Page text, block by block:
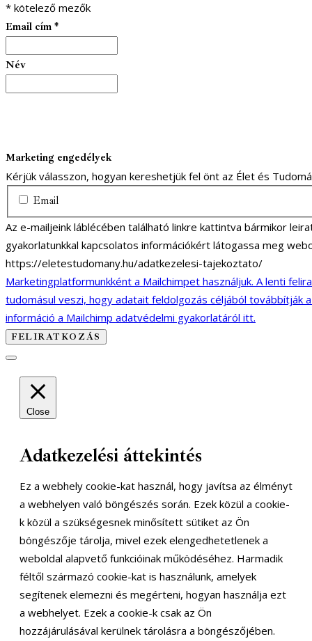
* kötelező mezők
Email cím *
Név
Marketing engedélyek
Kérjük válasszon, hogyan kereshetjük fel önt az Élet és
Email
Az e-mailjeink láblécében található linkre kattintva bármikor
gyakorlatunkkal kapcsolatos információkért látogassa meg
https://eletestudomany.hu/adatkezelesi-tajekoztato/
Marketingplatformunkként a Mailchimpet használjuk. A lenti
tudomásul veszi, hogy adatait feldolgozás céljából továbbítják
információ a Mailchimp adatvédelmi gyakorlatáról itt.
Close
Adatkezelési áttekintés
Ez a webhely cookie-kat használ, hogy javítsa az élményt
a webhelyen való böngészés során. Ezek közül a cookie-
k közül a szükségesnek minősített sütiket az Ön
böngészője tárolja, mivel ezek elengedhetetlenek a
weboldal alapvető funkcióinak működéséhez. Harmadik
féltől származó cookie-kat is használunk, amelyek
segítenek elemezni és megérteni, hogyan használja ezt
a webhelyet. Ezek a cookie-k csak az Ön
hozzájárulásával kerülnek tárolásra a böngészőjében.